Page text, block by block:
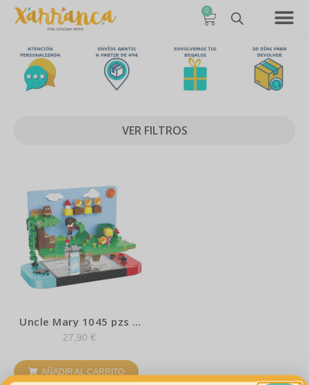
0
VER FILTROS
Uncle Mary 1045 pzs –
Koco
27,90 €
AÑADIR AL CARRITO